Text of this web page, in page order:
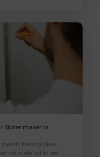
Slotenmaker in
belangrijker
cruciale rol in het